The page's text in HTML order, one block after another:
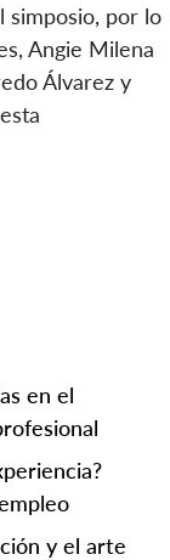
simposio, por lo
Angie Milena
Álvarez y
en el
y el arte